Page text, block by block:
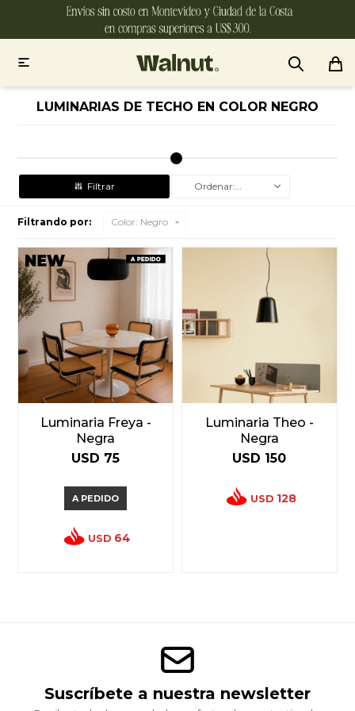

LUMINARIAS DE TECHO EN COLOR NEGRO
Recomendados
Filtrando por: Color: Negro
Luminaria Freya -
Negra
USD 75
A PEDIDO
USD 64
Luminaria Theo -
Negra
USD 150
USD 128
Suscríbete a nuestra newsletter